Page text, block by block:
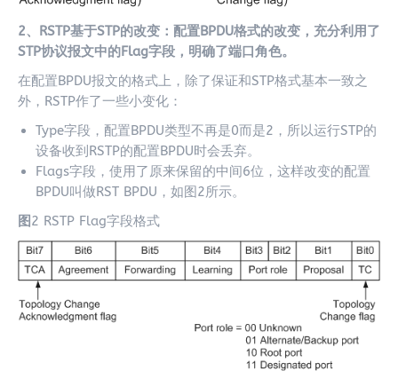
2、RSTP基于STP的改变：配置BPDU格式的改变，充分利用了
STP协议报文中的Flag字段，明确了端口角色。
在配置BPDU报文的格式上，除了保证和STP格式基本一致之
外，RSTP作了一些小变化：
Type字段，配置BPDU类型不再是0而是2，所以运行STP的
设备收到RSTP的配置BPDU时会丢弃。
Flags字段，使用了原来保留的中间6位，这样改变的配置
BPDU叫做RST BPDU，如图2所示。
图2 RSTP Flag字段格式